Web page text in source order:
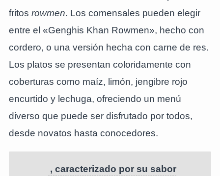
fritos rowmen. Los comensales pueden elegir
entre el «Genghis Khan Rowmen», hecho con
cordero, o una versión hecha con carne de res.
Los platos se presentan coloridamente con
coberturas como maíz, limón, jengibre rojo
encurtido y lechuga, ofreciendo un menú
diverso que puede ser disfrutado por todos,
desde novatos hasta conocedores.
, caracterizado por su sabor